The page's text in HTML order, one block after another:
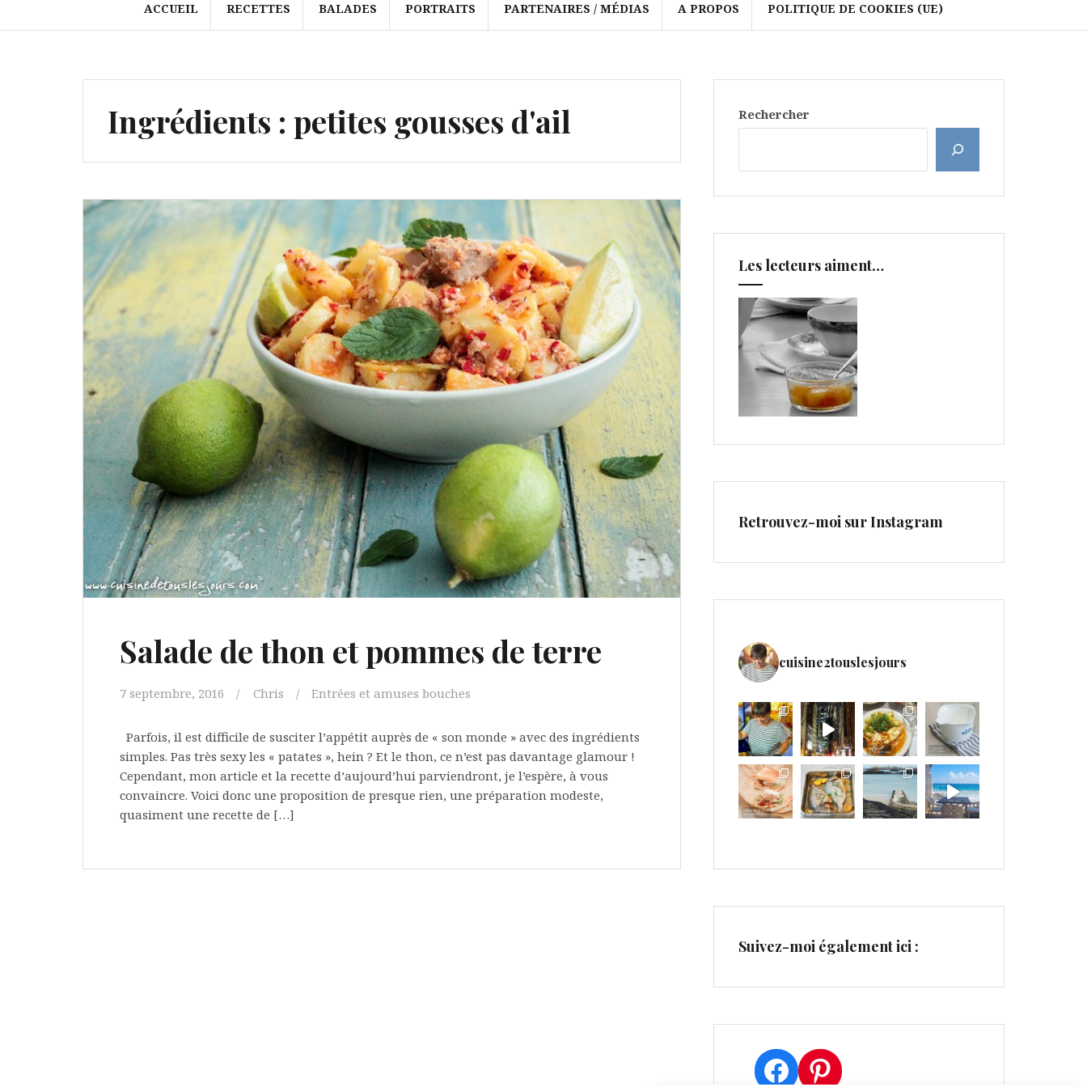
ACCUEIL RECETTES BALADES PORTRAITS PARTENAIRES / MÉDIAS A PROPOS POLITIQUE DE COOKIES (UE)
Ingrédients : petites gousses d'ail
Salade de thon et pommes de terre
7 septembre, 2016 Chris Entrées et amuses bouches
Parfois, il est difficile de susciter l’appétit auprès de « son monde » avec des ingrédients
simples. Pas très sexy les « patates », hein ? Et le thon, ce n’est pas davantage glamour !
Cependant, mon article et la recette d’aujourd’hui parviendront, je l’espère, à vous
convaincre. Voici donc une proposition de presque rien, une préparation modeste,
quasiment une recette de […]
Rechercher
Les lecteurs aiment…
Retrouvez-moi sur Instagram
cuisine2touslesjours
Suivez-moi également ici :
Facebook
Pinterest